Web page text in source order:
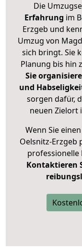
Die
Erfahrung im
Erzgeb und
Umzug von
sich bringt. Sie
Planung bis hin
Sie
und
sorgen dafür,
neuen Zielort
Wenn Sie
Oelsnitz-Erzgeb
professionelle
Kontaktieren